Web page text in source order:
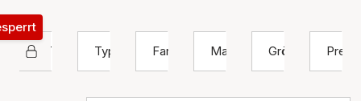
STINE A Jewelry
Typ
Farbe Material Größe Preis